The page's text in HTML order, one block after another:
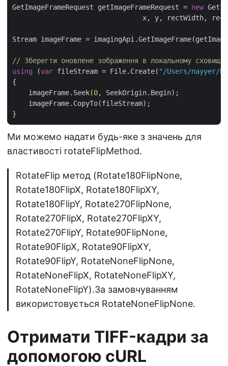
GetImageFrameRequest getImageFrameRequest = new
x, y, rectWidth,
Stream imageFrame =
// Зберегти оновлене зображення в локальному сховищі
using (var fileStream = File.Create( "/Users/nayyer/
{
    imageFrame.Seek(
0, SeekOrigin.Begin);
    imageFrame.CopyTo(fileStream);
Ми можемо надати будь-яке з значень для
властивості rotateFlipMethod.
RotateFlip метод (Rotate180FlipNone,
Rotate180FlipX, Rotate180FlipXY,
Rotate180FlipY, Rotate270FlipNone,
Rotate270FlipX, Rotate270FlipXY,
Rotate270FlipY, Rotate90FlipNone,
Rotate90FlipX, Rotate90FlipXY,
Rotate90FlipY, RotateNoneFlipNone,
RotateNoneFlipX, RotateNoneFlipXY,
RotateNoneFlipY).За замовчуванням
використовується RotateNoneFlipNone.
Отримати TIFF-кадри за
допомогою cURL